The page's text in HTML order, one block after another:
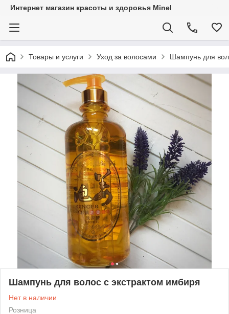
Интернет магазин красоты и здоровья Minel
Товары и услуги Уход за волосами Шампунь для
Шампунь для волос с экстрактом имбиря
Нет в наличии
Розница